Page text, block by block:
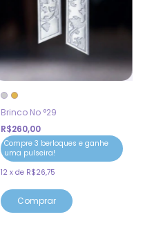
Brinco No °29
R$260,00
Compre 3 berloques e ganhe
uma pulseira!
12 x de R$26,75
Comprar